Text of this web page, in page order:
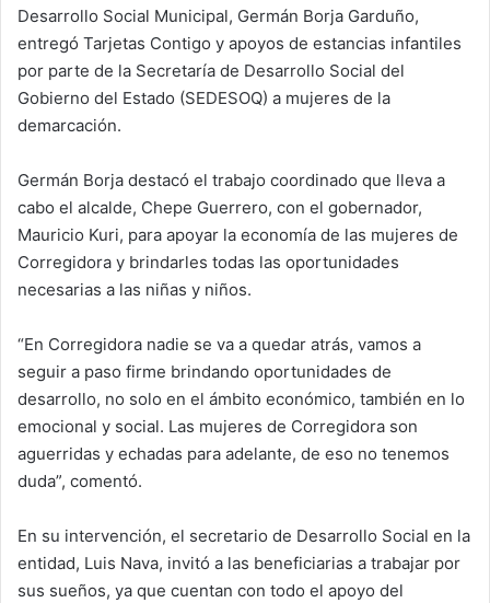
Desarrollo Social Municipal, Germán Borja Garduño,
entregó Tarjetas Contigo y apoyos de estancias infantiles
por parte de la Secretaría de Desarrollo Social del
Gobierno del Estado (SEDESOQ) a mujeres de la
demarcación.
Germán Borja destacó el trabajo coordinado que lleva a
cabo el alcalde, Chepe Guerrero, con el gobernador,
Mauricio Kuri, para apoyar la economía de las mujeres de
Corregidora y brindarles todas las oportunidades
necesarias a las niñas y niños.
“En Corregidora nadie se va a quedar atrás, vamos a
seguir a paso firme brindando oportunidades de
desarrollo, no solo en el ámbito económico, también en lo
emocional y social. Las mujeres de Corregidora son
aguerridas y echadas para adelante, de eso no tenemos
duda”, comentó.
En su intervención, el secretario de Desarrollo Social en la
entidad, Luis Nava, invitó a las beneficiarias a trabajar por
sus sueños, ya que cuentan con todo el apoyo del